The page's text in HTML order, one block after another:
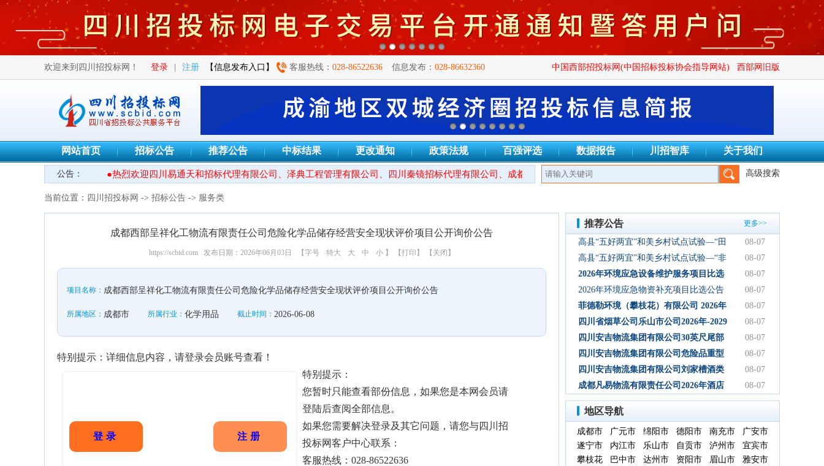
欢迎来到四川招投标网！ 登录 注册 【信息发布入口】 客服热线： 028-86522636 信息发布： 028-86632360 中国西部招投标网(中国招标投标协会指导网站) 西部网旧版
网站首页 招标公告 推荐公告 中标结果 更改通知 政策法规 百强评选 数据报告 川招智库 关于我们
公告： ●热烈欢迎四川易通天和招标代理有限公司、泽典工程管理有限公司、四川秦镜招标代理有限公司、成都万安建设项目管理有限公司、四川广群工程项目管理有限公司、四川锦
高级搜索
当前位置： 四川招投标网 -> 招标公告 -> 服务类
成都西部呈祥化工物流有限责任公司危险化学品储存经营安全现状评价项目公开询价公告
https://scbid.com 发布日期：2026年06月03日 【字号 特大 大 中 小】 【打印】 【关闭】
项目名称： 成都西部呈祥化工物流有限责任公司危险化学品储存经营安全现状评价项目公开询价公告
所属地区： 成都市 所属行业： 化学用品 截止时间： 2026-06-08
特别提示：详细信息内容，请登录会员账号查看！
登录 注册
特别提示：
您暂时只能查看部份信息，如果您是本网会员请
登陆后查阅全部信息。
如果您需要解决登录及其它问题，请您与四川招
投标网客户中心联系：
客服热线：028-86522636
推荐公告 更多>>
高县“五好两宜”和美乡村试点试验—“田
园逸趣•农耕研学”农文旅融合新场景项
目初步设计服务结果公告
08-07
高县“五好两宜”和美乡村试点试验—“非
遗传承·研学体验”文化产业园建设项目
初步设计服务结果公告
08-07
2026年环境应急设备维护服务项目比选
公告
08-07
2026年环境应急物资补充项目比选公告
08-07
菲德勒环境（攀枝花）有限公司 2026年
第三季度第二次碳酸钠 招标公告（第二
次）
08-07
四川省烟草公司乐山市公司2026年-2029
年乐山物流中心卷烟装卸分拣服务中标
候选人公示
08-07
四川安吉物流集团有限公司30英尺尾部
自卸式集装箱采购项目成交候选人公示
08-07
四川安吉物流集团有限公司危险品重型
罐式半挂车项目成交候选人公示
08-07
四川安吉物流集团有限公司刘家槽酒类
绿色智慧物流园职业病危害预评价服务
（二次）成交候选人公示
08-07
成都凡易物流有限责任公司2026年酒店
空调采购及安装项目（第三次）评审结
果公示
08-07
地区导航
成都市 广元市 绵阳市 德阳市 南充市
广安市
遂宁市
内江市 乐山市 自贡市 泸州市
宜宾市
攀枝花
巴中市 达州市 资阳市 眉山市
雅安市